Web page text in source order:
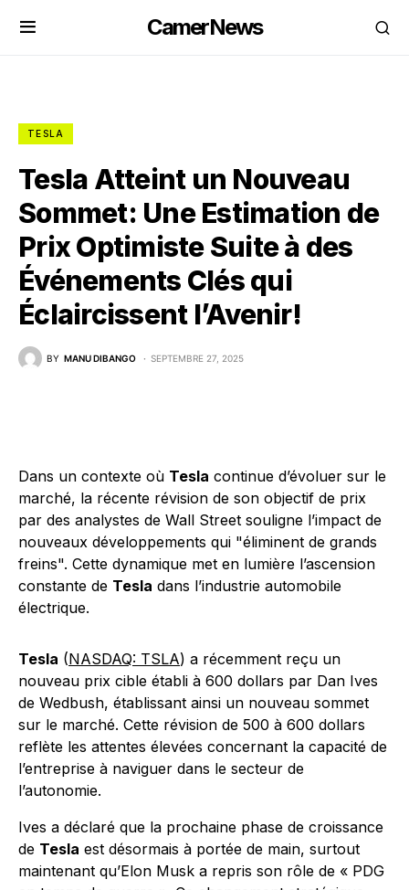
CamerNews
TESLA
Tesla Atteint un Nouveau
Sommet: Une Estimation de
Prix Optimiste Suite à des
Événements Clés qui
Éclaircissent l’Avenir!
BY MANU DIBANGO SEPTEMBRE 27, 2025
Dans un contexte où Tesla continue d’évoluer sur le
marché, la récente révision de son objectif de prix
par des analystes de Wall Street souligne l’impact de
nouveaux développements qui "éliminent de grands
freins". Cette dynamique met en lumière l’ascension
constante de Tesla dans l’industrie automobile
électrique.
Tesla (NASDAQ: TSLA) a récemment reçu un
nouveau prix cible établi à 600 dollars par Dan Ives
de Wedbush, établissant ainsi un nouveau sommet
sur le marché. Cette révision de 500 à 600 dollars
reflète les attentes élevées concernant la capacité de
l’entreprise à naviguer dans le secteur de
l’autonomie.
Ives a déclaré que la prochaine phase de croissance
de Tesla est désormais à portée de main, surtout
maintenant qu’Elon Musk a repris son rôle de « PDG